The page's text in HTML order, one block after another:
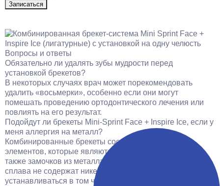
Записаться
Вопросы и ответы
Обязательно ли удалять зубы мудрости перед
установкой брекетов?
В некоторых случаях врач может порекомендовать
удалить «восьмерки», особенно если они могут
помешать проведению ортодонтического лечения или
повлиять на его результат.
Подойдут ли брекеты Mini-Sprint Face + Inspire Ice, если у
меня аллергия на металл?
Комбинированные брекеты состоят из сапфировых
элементов, которые являются гипоаллергенными, а
также замочков из металла. Части из металлического
сплава не содержат никеля, поэтому могут
устанавливаться в том числе пациентам с гальванозом.